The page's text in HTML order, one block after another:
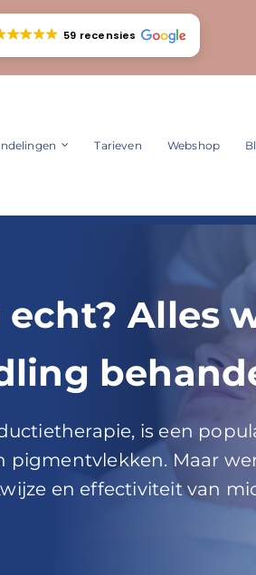
59 recensies
Tarieven Webshop
Alles
is een
pigmentvlekken. Maar
en effectiviteit van